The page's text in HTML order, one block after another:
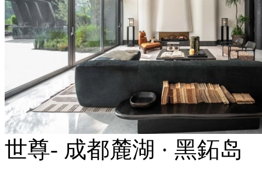
世尊- 成都麓湖 · 黑鉐岛